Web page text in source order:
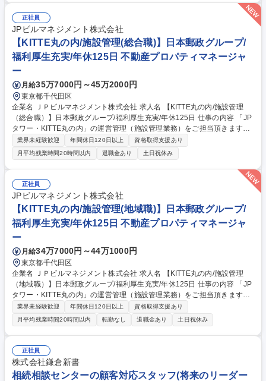
策定 メディアコントロール： プレスリリースの企画・執筆・配信、メデ
ィア関係性構築（リレーション構築）、取材対応 外部パートナーコントロ
ール： 広告代理店やPR会社との折衝、ディレクション、最適なリレーシ
ョン構築 募集職種 【広報】組織の立ち上げリーダー候補】◆日本郵政Gの
総合デベロッパー
正社員
JPビルマネジメント株式会社
【KITTE丸の内/施設管理(総合職)】日本郵政グループ/
福利厚生充実/年休125日 不動産プロパティマネージャ
ー
月給35万7000円～45万2000円
東京都千代田区
企業名 ＪＰビルマネジメント株式会社 求人名 【KITTE丸の内/施設管理
（総合職）】日本郵政グループ/福利厚生充実/年休125日 仕事の内容 「JP
タワー・KITTE丸の内」の運営管理（施設管理業務）をご担当頂きます。
・施設管理業務（設備・清掃・警備等BM会社等の統括管理） ・施設の運
営管理業務（事業者対応、PMレポート、提案、施設の維持保全等） ・各
協力会社、施工会社等の調整や折衝、近隣団体との連携 ・テナント対応業
務（施設管理に係る各種問い合わせ対応等) ・各種計画の策定・遂行業務
（施設管理計画、エネルギー管理、修繕計画、予算・実績管理等） ・その
他付随関連する業務 募集職種 【KITTE丸の内/施設管理（総合職）】日本
郵政グループ/福利厚生充実/年休125日
業界未経験歓迎 年間休日120日以上
資格取得支援あり
月平均残業時間20時間以内
退職金あり 土日祝休み
正社員
JPビルマネジメント株式会社
【KITTE丸の内/施設管理(地域職)】日本郵政グループ/
福利厚生充実/年休125日 不動産プロパティマネージャ
ー
月給34万7000円～44万1000円
東京都千代田区
企業名 ＪＰビルマネジメント株式会社 求人名 【KITTE丸の内/施設管理
（地域職）】日本郵政グループ/福利厚生充実/年休125日 仕事の内容 「JP
タワー・KITTE丸の内」の運営管理（施設管理業務）をご担当頂きます。
・施設管理業務（設備・清掃・警備等BM会社等の統括管理） ・施設の運
営管理業務（事業者対応、PMレポート、提案、施設の維持保全等） ・各
協力会社、施工会社等の調整や折衝、近隣団体との連携 ・テナント対応業
務（施設管理に係る各種問い合わせ対応等) ・各種計画の策定・遂行業務
（施設管理計画、エネルギー管理、修繕計画、予算・実績管理等） ・その
他付随関連する業務 募集職種 【KITTE丸の内/施設管理（地域職）】日本
郵政グループ/福利厚生充実/年休125日
業界未経験歓迎 年間休日120日以上
資格取得支援あり
月平均残業時間20時間以内
転勤なし 退職金あり 土日祝休み
正社員
株式会社鎌倉新書
相続相談センターの顧客対応スタッフ(将来のリーダー